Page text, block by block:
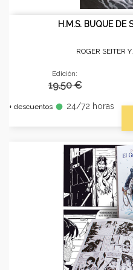
H.M.S. BUQUE DE
ROGER SEITER
Edición:
19.50 €
+ descuentos fiber_manual_record 24/72 horas